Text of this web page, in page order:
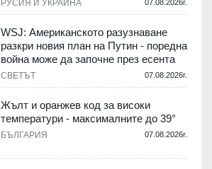
РУСИЯ И УКРАЙНА 07.08.2026г.
WSJ: Американското разузнаване
разкри новия план на Путин - поредна
война може да започне през есента
СВЕТЪТ 07.08.2026г.
Жълт и оранжев код за високи
температури - максималните до 39°
БЪЛГАРИЯ 07.08.2026г.